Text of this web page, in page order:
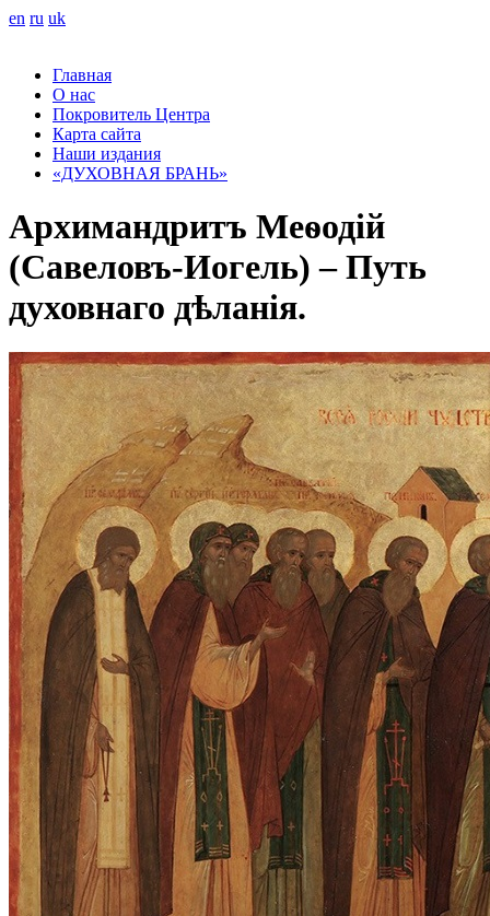
en ru uk
Главная
О нас
Покровитель Центра
Карта сайта
Наши издания
«ДУХОВНАЯ БРАНЬ»
Архимандритъ Меѳодій
(Савеловъ-Иогель) – Путь
духовнаго дѣланія.